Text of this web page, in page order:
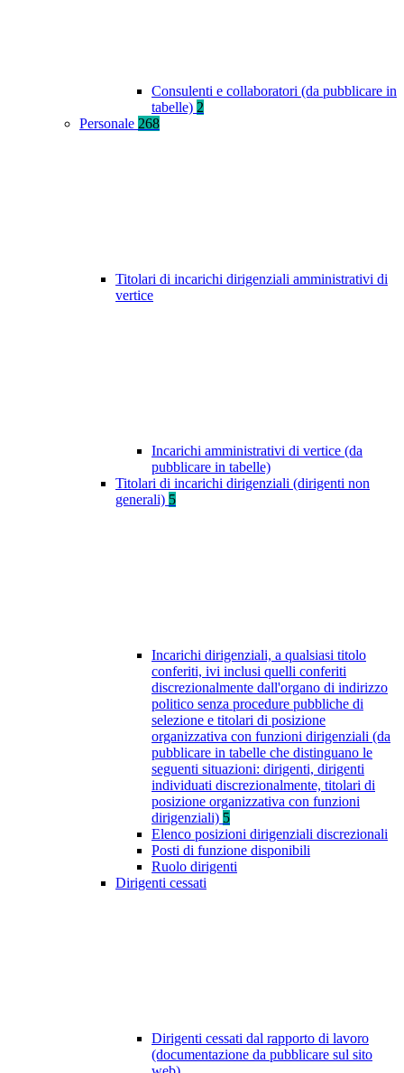
Consulenti e collaboratori (da pubblicare in
tabelle) 2
Personale 268
Titolari di incarichi dirigenziali amministrativi di
vertice
Incarichi amministrativi di vertice (da
pubblicare in tabelle)
Titolari di incarichi dirigenziali (dirigenti non
generali) 5
Incarichi dirigenziali, a qualsiasi titolo
conferiti, ivi inclusi quelli conferiti
discrezionalmente dall'organo di indirizzo
politico senza procedure pubbliche di
selezione e titolari di posizione
organizzativa con funzioni dirigenziali (da
pubblicare in tabelle che distinguano le
seguenti situazioni: dirigenti, dirigenti
individuati discrezionalmente, titolari di
posizione organizzativa con funzioni
dirigenziali) 5
Elenco posizioni dirigenziali discrezionali
Posti di funzione disponibili
Ruolo dirigenti
Dirigenti cessati
Dirigenti cessati dal rapporto di lavoro
(documentazione da pubblicare sul sito